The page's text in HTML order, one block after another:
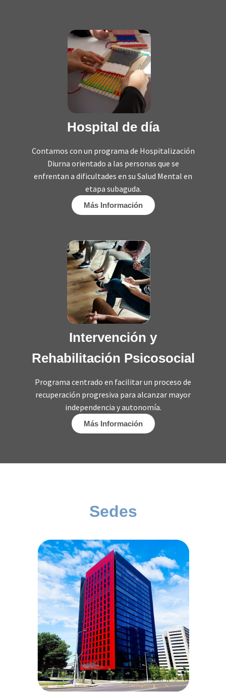
Hospital de día
Contamos con un programa de Hospitalización
Diurna orientado a las personas que se
enfrentan a dificultades en su Salud Mental en
etapa subaguda.
Más Información
Intervención y
Rehabilitación Psicosocial
Programa centrado en facilitar un proceso de
recuperación progresiva para alcanzar mayor
independencia y autonomía.
Más Información
Sedes